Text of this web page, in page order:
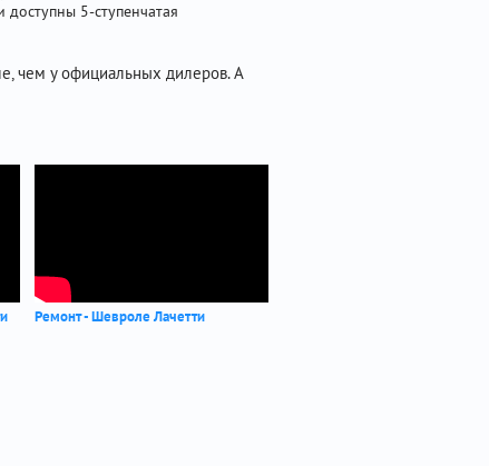
5-ступенчатая
чем у официальных дилеров. А
Ремонт - Шевроле Лачетти